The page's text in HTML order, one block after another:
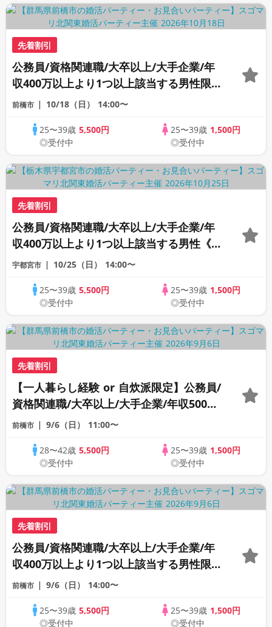
先着割引
公務員/資格関連職/大卒以上/大手企業/年
収400万以上より1つ以上該当する男性限定
《カップリング特典付き》
前橋市 10/18（日） 14:00〜
25〜39歳5,500円
◎受付中
25〜39歳 1,500円
◎受付中
先着割引
公務員/資格関連職/大卒以上/大手企業/年
収400万以上より1つ以上該当する男性《カ
ップリング特典付き》
宇都宮市 10/25（日） 14:00〜
25〜39歳5,500円
◎受付中
25〜39歳 1,500円
◎受付中
先着割引
【一人暮らし経験 or 自炊派限定】公務員/
資格関連職/大卒以上/大手企業/年収500万
以上の男性限定婚活パーティー
前橋市 9/6（日） 11:00〜
28〜42歳5,500円
◎受付中
25〜39歳 1,500円
◎受付中
先着割引
公務員/資格関連職/大卒以上/大手企業/年
収400万以上より1つ以上該当する男性限定
《カップリング特典付き》
前橋市 9/6（日） 14:00〜
25〜39歳5,500円
◎受付中
25〜39歳 1,500円
◎受付中